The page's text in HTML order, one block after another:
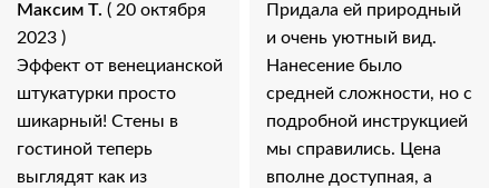
Максим Т. ( 20 октября
2023 )
Эффект от венецианской
штукатурки просто
шикарный! Стены в
гостиной теперь
выглядят как из
Придала ей природный
и очень уютный вид.
Нанесение было
средней сложности, но с
подробной инструкцией
мы справились. Цена
вполне доступная, а